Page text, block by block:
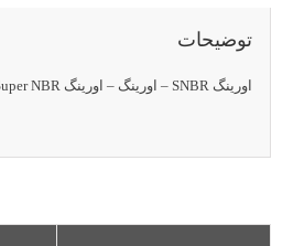
توضیحات
اورینگ SNBR – اورینگ – اورینگ Super NBR – ان بی آر – Oring